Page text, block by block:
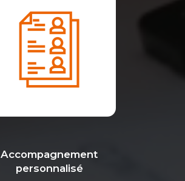
Accompagnement
personnalisé